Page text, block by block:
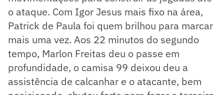
o ataque. Com Igor Jesus mais fixo na área,
Patrick de Paula foi quem brilhou para marcar
mais uma vez. Aos 22 minutos do segundo
tempo, Marlon Freitas deu o passe em
profundidade, o camisa 99 deixou deu a
assistência de calcanhar e o atacante, bem